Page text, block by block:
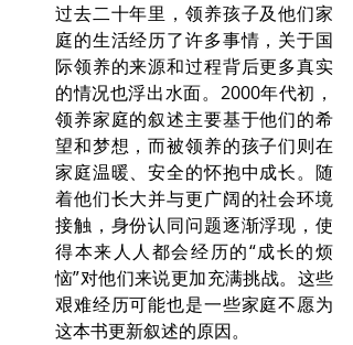
过去二十年里，领养孩子及他们家
庭的生活经历了许多事情，关于国
际领养的来源和过程背后更多真实
的情况也浮出水面。2000年代初，
领养家庭的叙述主要基于他们的希
望和梦想，而被领养的孩子们则在
家庭温暖、安全的怀抱中成长。随
着他们长大并与更广阔的社会环境
接触，身份认同问题逐渐浮现，使
得本来人人都会经历的“成长的烦
恼”对他们来说更加充满挑战。这些
艰难经历可能也是一些家庭不愿为
这本书更新叙述的原因。